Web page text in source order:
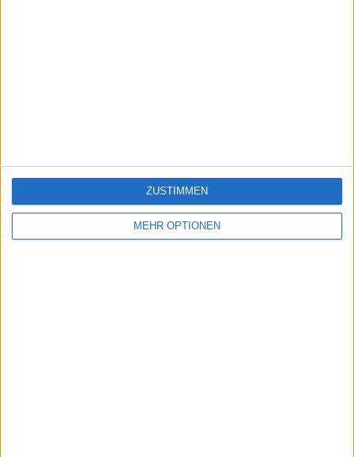
MEHR OPTIONEN
ZUSTIMMEN